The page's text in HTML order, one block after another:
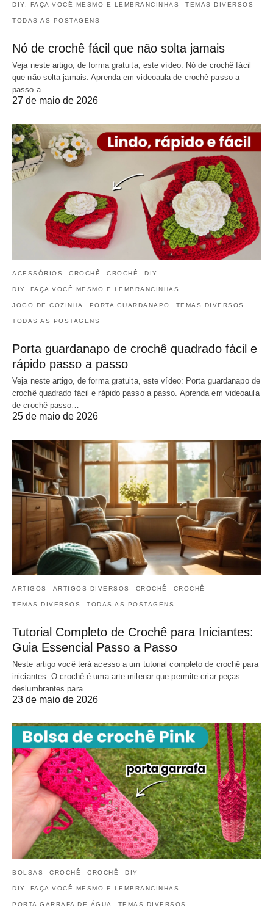
DIY, FAÇA VOCÊ MESMO E LEMBRANCINHAS TEMAS DIVERSOS
TODAS AS POSTAGENS
Nó de crochê fácil que não solta jamais
Veja neste artigo, de forma gratuita, este vídeo: Nó de crochê fácil
que não solta jamais. Aprenda em videoaula de crochê passo a
passo a…
27 de maio de 2026
ACESSÓRIOS CROCHÊ CROCHÊ DIY
DIY, FAÇA VOCÊ MESMO E LEMBRANCINHAS
JOGO DE COZINHA PORTA GUARDANAPO TEMAS DIVERSOS
TODAS AS POSTAGENS
Porta guardanapo de crochê quadrado fácil e
rápido passo a passo
Veja neste artigo, de forma gratuita, este vídeo: Porta guardanapo de
crochê quadrado fácil e rápido passo a passo. Aprenda em videoaula
de crochê passo…
25 de maio de 2026
ARTIGOS ARTIGOS DIVERSOS CROCHÊ CROCHÊ
TEMAS DIVERSOS TODAS AS POSTAGENS
Tutorial Completo de Crochê para Iniciantes:
Guia Essencial Passo a Passo
Neste artigo você terá acesso a um tutorial completo de crochê para
iniciantes. O crochê é uma arte milenar que permite criar peças
deslumbrantes para…
23 de maio de 2026
BOLSAS CROCHÊ CROCHÊ DIY
DIY, FAÇA VOCÊ MESMO E LEMBRANCINHAS
PORTA GARRAFA DE ÁGUA TEMAS DIVERSOS